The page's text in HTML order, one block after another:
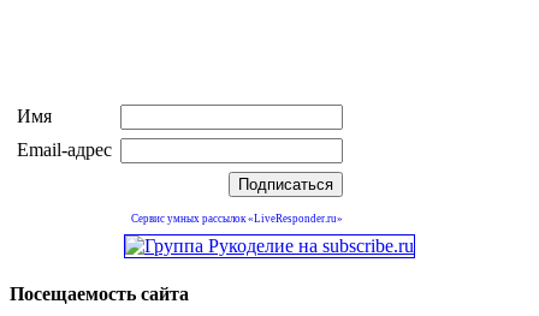
Имя
Email-адрес
Сервис умных рассылок «LiveResponder.ru»
Посещаемость сайта